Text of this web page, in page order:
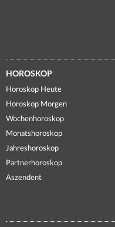
HOROSKOP
Horoskop Heute
Horoskop Morgen
Wochenhoroskop
Monatshoroskop
Jahreshoroskop
Partnerhoroskop
Aszendent